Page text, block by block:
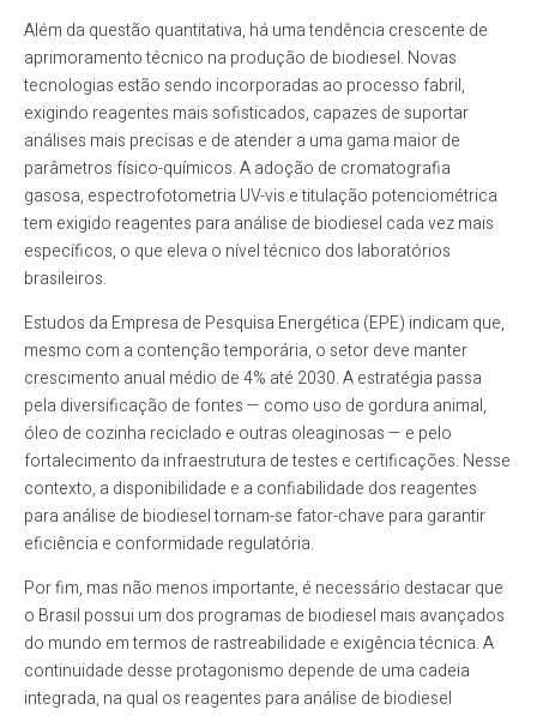
Além da questão quantitativa, há uma tendência crescente de
aprimoramento técnico na produção de biodiesel. Novas
tecnologias estão sendo incorporadas ao processo fabril,
exigindo reagentes mais sofisticados, capazes de suportar
análises mais precisas e de atender a uma gama maior de
parâmetros físico-químicos. A adoção de cromatografia
gasosa, espectrofotometria UV-vis e titulação potenciométrica
tem exigido reagentes para análise de biodiesel cada vez mais
específicos, o que eleva o nível técnico dos laboratórios
brasileiros.
Estudos da Empresa de Pesquisa Energética (EPE) indicam que,
mesmo com a contenção temporária, o setor deve manter
crescimento anual médio de 4% até 2030. A estratégia passa
pela diversificação de fontes — como uso de gordura animal,
óleo de cozinha reciclado e outras oleaginosas — e pelo
fortalecimento da infraestrutura de testes e certificações. Nesse
contexto, a disponibilidade e a confiabilidade dos reagentes
para análise de biodiesel tornam-se fator-chave para garantir
eficiência e conformidade regulatória.
Por fim, mas não menos importante, é necessário destacar que
o Brasil possui um dos programas de biodiesel mais avançados
do mundo em termos de rastreabilidade e exigência técnica. A
continuidade desse protagonismo depende de uma cadeia
integrada, na qual os reagentes para análise de biodiesel